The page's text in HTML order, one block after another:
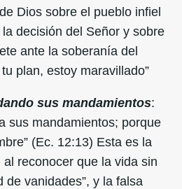
Dios sobre el pueblo infiel
decisión del Señor y sobre
ante la soberanía del
plan, estoy maravillado”
sus mandamientos:
sus mandamientos; porque
(Ec. 12:13) Esta es la
reconocer que la vida sin
de vanidades”, y la falsa